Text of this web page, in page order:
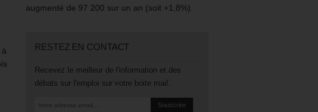
augmenté de 97 200 sur un an (soit +1,8%).
RESTEZ EN CONTACT
Recevez le meilleur de l'information et des
débats sur l'emploi sur votre boite mail.